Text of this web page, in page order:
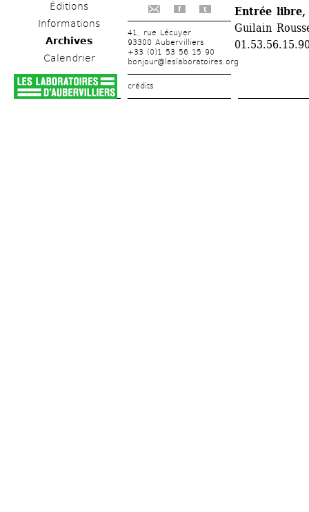
Éditions
Informations
Archives
Calendrier
f t
41, rue Lécuyer
93300 Aubervilliers
+33 (0)1 53 56 15 90
bonjour@leslaboratoires.org
crédits
Entrée libre,
Guilain